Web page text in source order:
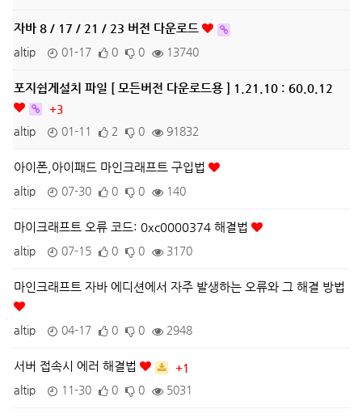
자바 8 / 17 / 21 / 23 버전 다운로드
altip 01-17 0 0 13740
포지쉽게설치 파일 [ 모든버전 다운로드용 ] 1.21.10 : 60.0.12
+3
altip
01-11 2 0 91832
아이폰,아이패드 마인크래프트 구입법
altip 07-30 0 0 140
마이크래프트 오류 코드: 0xc0000374 해결법
altip 07-15 0 0 3170
마인크래프트 자바 에디션에서 자주 발생하는 오류와 그 해결 방법
altip 04-17 0 0 2948
서버 접속시 에러 해결법
+1
altip
11-30 0 0 5031